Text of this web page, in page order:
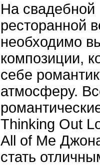
На
ресторанной
необходимо
композиции,
себе
атмосферу.
Thinking Out
All of Me
стать